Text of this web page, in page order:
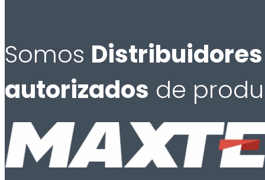
Somos Distribuidores
autorizados de